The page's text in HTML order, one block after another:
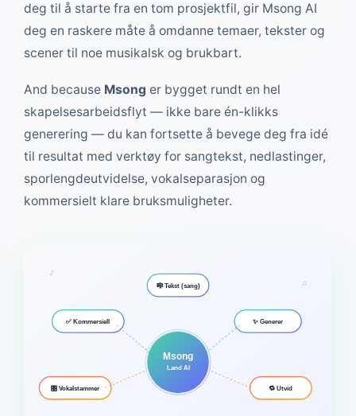
deg til å starte fra en tom prosjektfil, gir Msong AI
deg en raskere måte å omdanne temaer, tekster og
scener til noe musikalsk og brukbart.
And because Msong er bygget rundt en hel
skapelsesarbeidsflyt — ikke bare én-klikks
generering — du kan fortsette å bevege deg fra idé
til resultat med verktøy for sangtekst, nedlastinger,
sporlengdeutvidelse, vokalseparasjon og
kommersielt klare bruksmuligheter.
Msong
Land AI
🎼 Tekst (sang)
✨ Generer
🔁 Utvid
🎛 Vokalstammer
✅ Kommersiell
♪
♫